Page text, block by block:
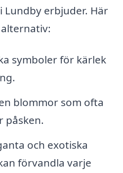
erbjuder. Här
symboler för kärlek
blommor som ofta
påsken.
och exotiska
förvandla varje